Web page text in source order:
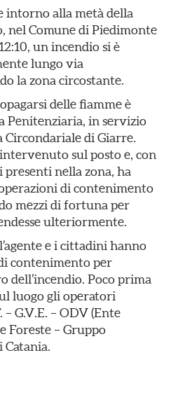
intorno alla metà della
nel Comune di Piedimonte
un incendio si è
lungo via
la zona circostante.
delle fiamme è
Penitenziaria, in servizio
Circondariale di Giarre.
sul posto e, con
nella zona, ha
di contenimento
mezzi di fortuna per
ulteriormente.
e i cittadini hanno
contenimento per
dell’incendio. Poco prima
luogo gli operatori
– G.V.E. – ODV (Ente
Foreste – Gruppo